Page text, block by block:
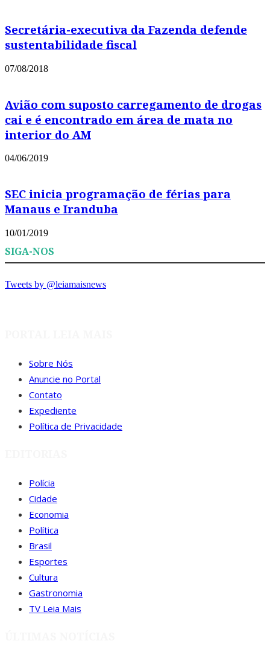
Secretária-executiva da Fazenda defende
sustentabilidade fiscal
07/08/2018
Avião com suposto carregamento de drogas
cai e é encontrado em área de mata no
interior do AM
04/06/2019
SEC inicia programação de férias para
Manaus e Iranduba
10/01/2019
SIGA-NOS
Tweets by @leiamaisnews
Sobre Nós
Anuncie no Portal
Contato
Expediente
Política de Privacidade
Polícia
Cidade
Economia
Política
Brasil
Esportes
Cultura
Gastronomia
TV Leia Mais